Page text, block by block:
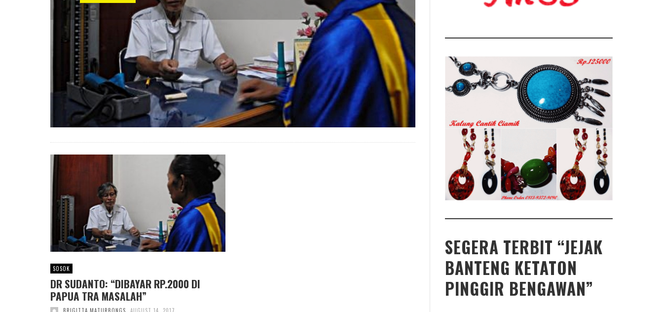
SOSOK
DR SUDANTO: “DIBAYAR RP.2000 DI
PAPUA TRA MASALAH”
SEGERA TERBIT “JEJAK
BANTENG KETATON
PINGGIR BENGAWAN”